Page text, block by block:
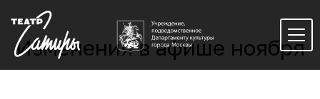
Изменения в афише ноября